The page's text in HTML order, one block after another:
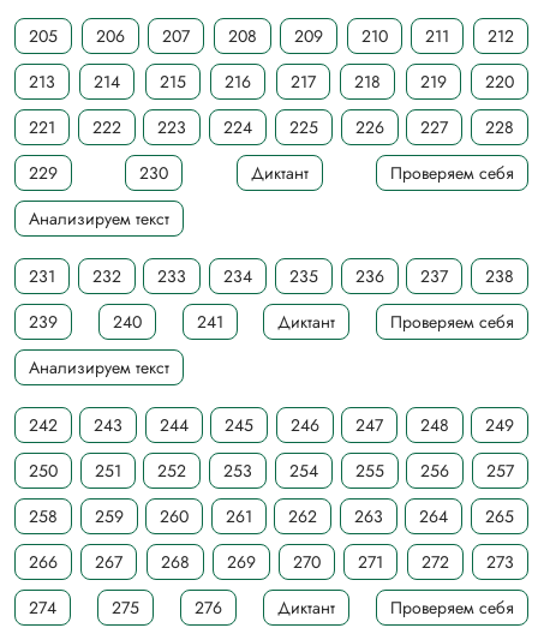
205 206 207 208 209 210 211
212
213
214 215 216 217 218 219
220
221
222 223 224 225 226 227
228
229
230 Диктант
Проверяем себя
Анализируем текст
231 232 233 234 235 236 237
238
239
240 241 Диктант
Проверяем себя
Анализируем текст
242 243 244 245 246 247 248
249
250
251 252 253 254 255 256
257
258
259 260 261 262 263 264
265
266
267 268 269 270 271 272
273
274
275 276 Диктант
Проверяем себя